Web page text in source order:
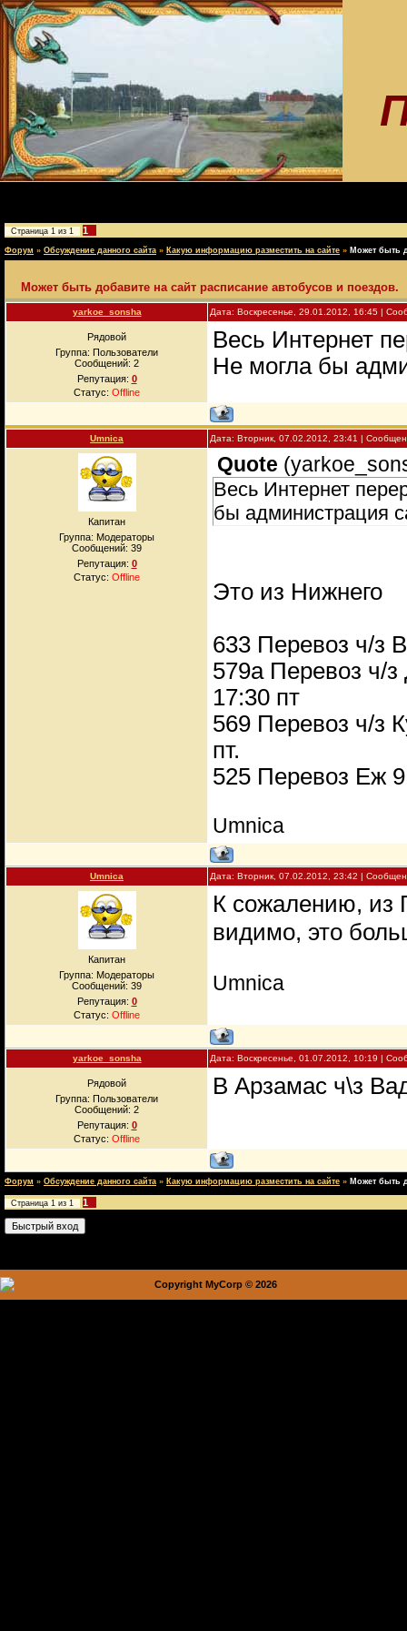
Страница 1 из 1 1
Форум » Обсуждение данного сайта » Какую информацию разместить на сайте » Может быть
Может быть добавите на сайт расписание автобусов и поездов.
yarkoe_sonsha Дата: Воскресенье, 29.01.2012, 16:45 |
Рядовой
Группа: Пользователи
Сообщений: 2
Репутация: 0
Статус: Offline
Весь Интернет
Не могла бы
Umnica Дата: Вторник, 07.02.2012, 23:41 |
Капитан
Группа: Модераторы
Сообщений: 39
Репутация: 0
Статус: Offline
Quote (
Весь Интернет
бы администрация
Это из Нижнего
633 Перевоз ч/з
579а Перевоз ч/
17:30 пт
569 Перевоз ч/з
пт.
525 Перевоз Еж
Umnica
Umnica Дата: Вторник, 07.02.2012, 23:42 |
Капитан
Группа: Модераторы
Сообщений: 39
Репутация: 0
Статус: Offline
К сожалению, из
видимо, это
Umnica
yarkoe_sonsha Дата: Воскресенье, 01.07.2012, 10:19 |
Рядовой
Группа: Пользователи
Сообщений: 2
Репутация: 0
Статус: Offline
В Арзамас ч\з
Форум » Обсуждение данного сайта » Какую информацию разместить на сайте » Может быть
Страница 1 из 1 1
Copyright MyCorp © 2026